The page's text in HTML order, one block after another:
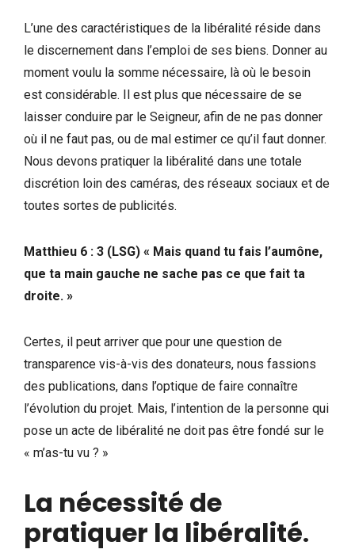
L’une des caractéristiques de la libéralité réside dans
le discernement dans l’emploi de ses biens. Donner au
moment voulu la somme nécessaire, là où le besoin
est considérable. Il est plus que nécessaire de se
laisser conduire par le Seigneur, afin de ne pas donner
où il ne faut pas, ou de mal estimer ce qu’il faut donner.
Nous devons pratiquer la libéralité dans une totale
discrétion loin des caméras, des réseaux sociaux et de
toutes sortes de publicités.
Matthieu 6 : 3 (LSG) « Mais quand tu fais l’aumône,
que ta main gauche ne sache pas ce que fait ta
droite. »
Certes, il peut arriver que pour une question de
transparence vis-à-vis des donateurs, nous fassions
des publications, dans l’optique de faire connaître
l’évolution du projet. Mais, l’intention de la personne qui
pose un acte de libéralité ne doit pas être fondé sur le
« m’as-tu vu ? »
La nécessité de
pratiquer la libéralité.